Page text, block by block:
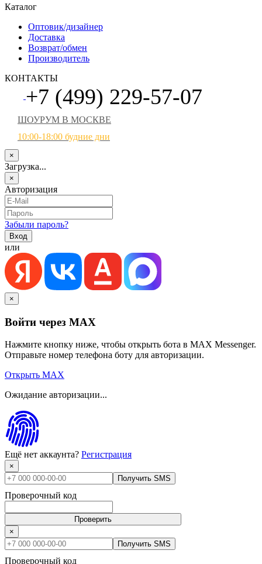
Каталог
Оптовик/дизайнер
Доставка
Возврат/обмен
Производитель
КОНТАКТЫ
+7 (499) 229-57-07
ШОУРУМ В МОСКВЕ
10:00-18:00 будние дни
×
Загрузка...
×
Авторизация
Забыли пароль?
или
×
Войти через MAX
Нажмите кнопку ниже, чтобы открыть бота в MAX Messenger.
Отправьте номер телефона боту для авторизации.
Открыть MAX
Ожидание авторизации...
Ещё нет аккаунта? Регистрация
×
Получить SMS
Проверочный код
Проверить
×
Получить SMS
Проверочный код